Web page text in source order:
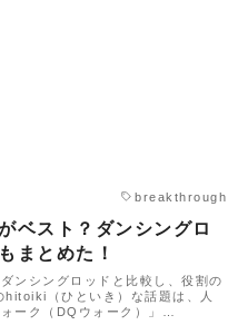
breakthrough
ベスト？ダンシングロ
まとめた！
ンシングロッドと比較し、役割の
（ひといき）な話題は、人
ーク（DQウォーク）」…